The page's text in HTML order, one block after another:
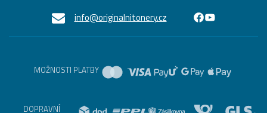
info@originalnitonery.cz
MOŽNOSTI PLATBY
DOPRAVNÍ